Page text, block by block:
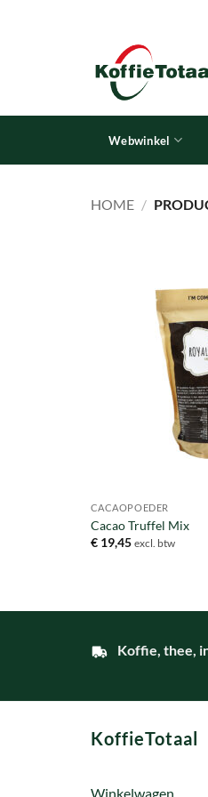
Webwinkel
HOME /
CACAOPOEDER
Cacao Truffel Mix
€19,45 excl. btw
Koffie, thee,
KoffieTotaal
Winkelwagen